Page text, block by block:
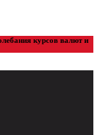
курсов валют и